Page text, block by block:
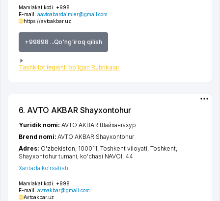
Mamlakat kodi: +998
E-mail: aavtoabardaimler@gmail.com
https://avtoakbar.uz
+99898 ...Qo'ng'iroq qilish
Tashkilot tegishli bo'lgan Rubrikalar
6. AVTO AKBAR Shayxontohur
Mamlakat kodi: +998
E-mail: avtoakbar@gmail.com
Avtoakbar.uz
Yuridik nomi:AVTO AKBAR Шайхантахур
Brend nomi:AVTO AKBAR Shayxontohur
Adres: O'zbekiston, 100011, Toshkent viloyati, Toshkent,
Shayxontohur tumani, ko'chasi NAVOI, 44
Xaritada ko'rsatish